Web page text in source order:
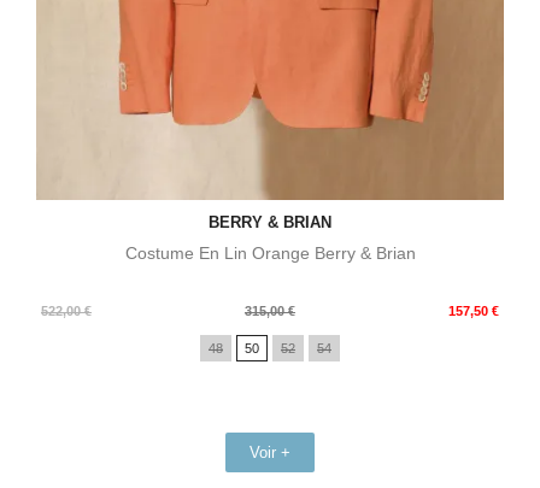
BERRY & BRIAN
Costume En Lin Orange Berry & Brian
522,00 €
Prix
315,00 € 157,50 €
Prix
48 50 52 54
Voir +